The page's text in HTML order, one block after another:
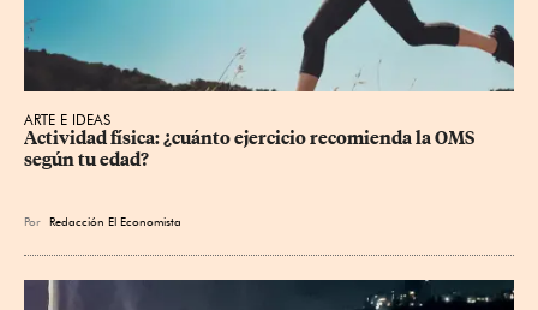
ARTE E IDEAS
Actividad física: ¿cuánto ejercicio recomienda la OMS
según tu edad?
Por Redacción El Economista